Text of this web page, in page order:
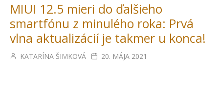
MIUI 12.5 mieri do ďalšieho
smartfónu z minulého roka: Prvá
vlna aktualizácií je takmer u konca!
KATARÍNA ŠIMKOVÁ 20. MÁJA 2021